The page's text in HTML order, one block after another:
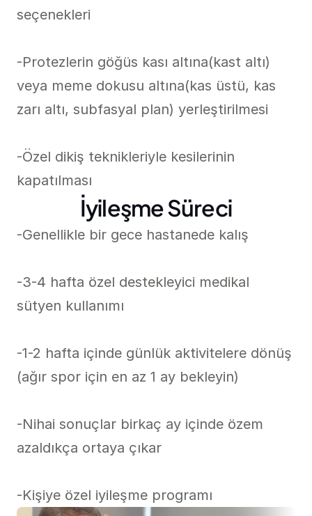
seçenekleri
-Protezlerin göğüs kası altına(kast altı)
veya meme dokusu altına(kas üstü, kas
zarı altı, subfasyal plan) yerleştirilmesi
-Özel dikiş teknikleriyle kesilerinin
kapatılması
İyileşme Süreci
-Genellikle bir gece hastanede kalış
-3-4 hafta özel destekleyici medikal
sütyen kullanımı
-1-2 hafta içinde günlük aktivitelere dönüş
(ağır spor için en az 1 ay bekleyin)
-Nihai sonuçlar birkaç ay içinde özem
azaldıkça ortaya çıkar
-Kişiye özel iyileşme programı